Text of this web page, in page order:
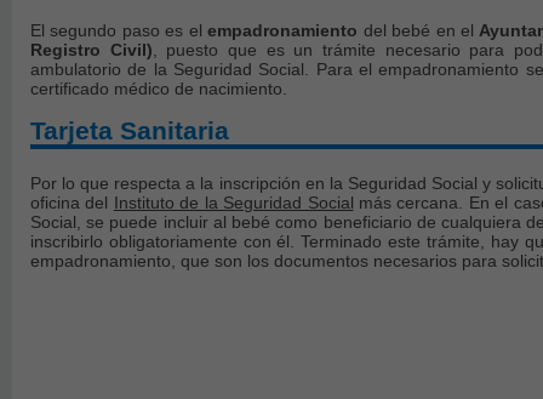
El segundo paso es elempadronamiento del bebé en el
Registro Civil) , puesto que es un trámite necesario para
ambulatorio de la Seguridad Social. Para el empadronamiento
certificado médico de nacimiento.
Tarjeta Sanitaria
Por lo que respecta a la inscripción en la Seguridad Social y
oficina del Instituto de la Seguridad Social más cercana. En el
Social, se puede incluir al bebé como beneficiario de cualquiera
inscribirlo obligatoriamente con él. Terminado este trámite, hay
empadronamiento, que son los documentos necesarios para